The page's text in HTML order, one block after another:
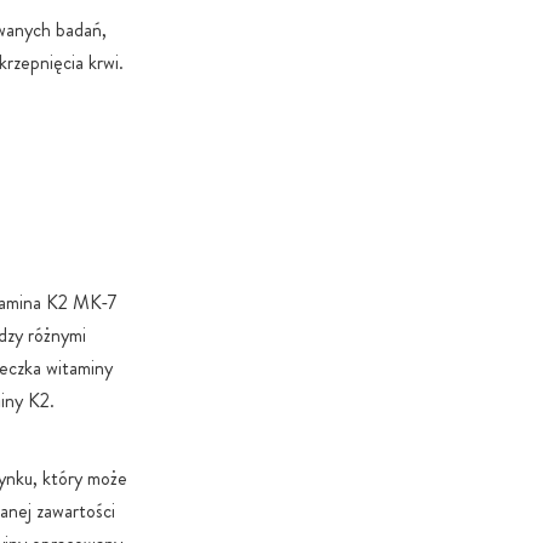
cukru: Dodatek cukru lub substancji słodzących
wtedy, gdy jest to absolutnie niezbędne ze
lub specyfiki produktu.
badań,
krwi.
K2 MK-7
różnymi
witaminy
K2.
który może
zawartości